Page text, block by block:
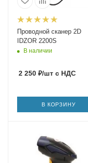
Проводной сканер 2D
IDZOR 2200S
В наличии
2 250 ₽/шт с НДС
В КОРЗИНУ